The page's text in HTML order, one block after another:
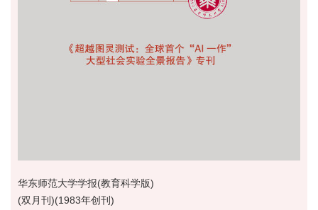
华东师范大学学报(教育科学版)
(双月刊)(1983年创刊)